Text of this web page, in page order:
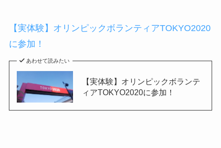
【実体験】オリンピックボランティアTOKYO2020
に参加！
あわせて読みたい
【実体験】オリンピックボランテ
ィアTOKYO2020に参加！